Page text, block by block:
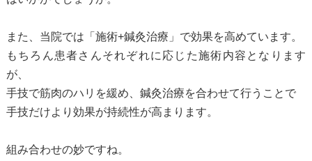
また、当院では「施術+鍼灸治療」で効果を高めています。
もちろん患者さんそれぞれに応じた施術内容となります
が、
手技で筋肉のハリを緩め、鍼灸治療を合わせて行うことで
手技だけより効果が持続性が高まります。
組み合わせの妙ですね。